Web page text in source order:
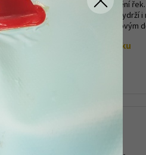
to
těžší
na učení i sjíždění
polyethylenu vydrží
oproti laminátovým
Na objednávku